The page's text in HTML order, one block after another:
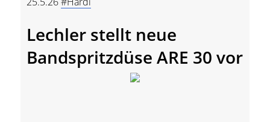
Lechler stellt neue
Bandspritzdüse ARE 30 vor